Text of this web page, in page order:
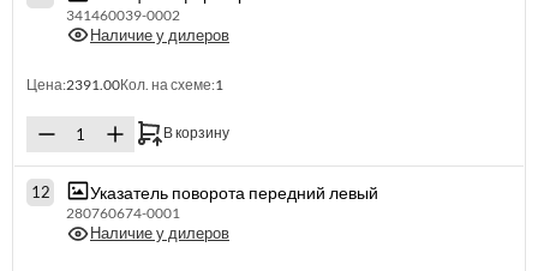
341460039-0002
Наличие у дилеров
Цена:2391.00Кол. на схеме:1
В корзину
12 Указатель поворота передний левый
280760674-0001
Наличие у дилеров